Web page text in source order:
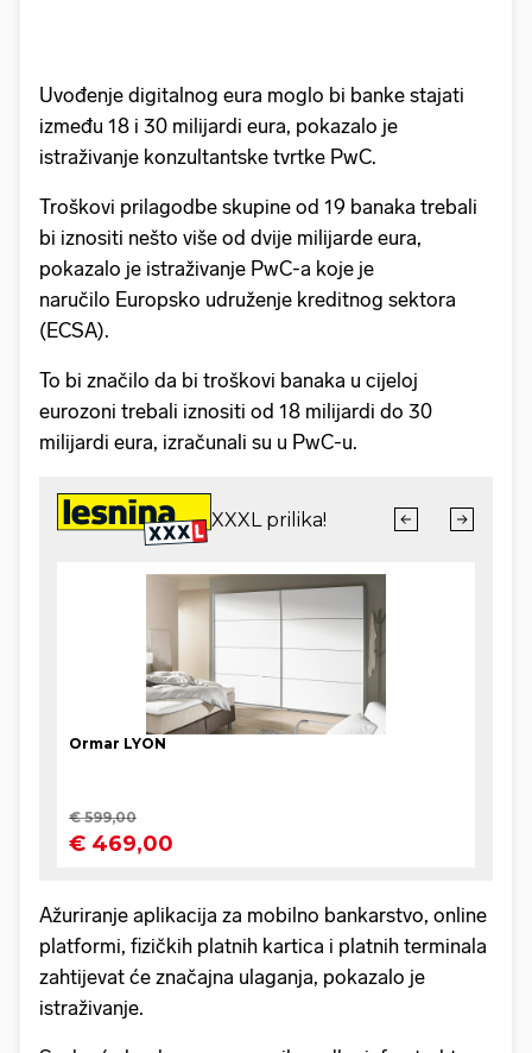
Uvođenje digitalnog eura moglo bi banke stajati
između 18 i 30 milijardi eura, pokazalo je
istraživanje konzultantske tvrtke PwC.
Troškovi prilagodbe skupine od 19 banaka trebali
bi iznositi nešto više od dvije milijarde eura,
pokazalo je istraživanje PwC-a koje je
naručilo Europsko udruženje kreditnog sektora
(ECSA).
To bi značilo da bi troškovi banaka u cijeloj
eurozoni trebali iznositi od 18 milijardi do 30
milijardi eura, izračunali su u PwC-u.
Ažuriranje aplikacija za mobilno bankarstvo, online
platformi, fizičkih platnih kartica i platnih terminala
zahtijevat će značajna ulaganja, pokazalo je
istraživanje.